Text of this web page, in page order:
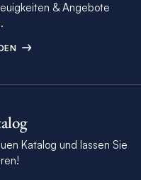
& Angebote
Katalog und lassen Sie